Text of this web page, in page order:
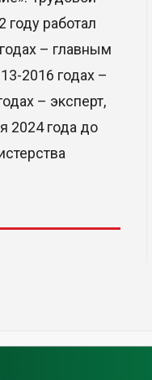
году работал
– главным
2016 годах –
– эксперт,
2024 года до